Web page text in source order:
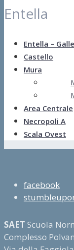
Entella
Entella –
Castello
Mura
Area Centrale
Necropoli A
Scala Ovest
facebook
SAET Scuola
Complesso